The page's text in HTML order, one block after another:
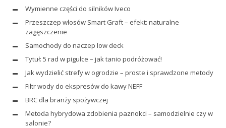
Wymienne części do silników Iveco
Przeszczep włosów Smart Graft – efekt: naturalne
zagęszczenie
Samochody do naczep low deck
Tytuł: 5 rad w pigułce – jak tanio podróżować!
Jak wydzielić strefy w ogrodzie – proste i sprawdzone metody
Filtr wody do ekspresów do kawy NEFF
BRC dla branży spożywczej
Metoda hybrydowa zdobienia paznokci – samodzielnie czy w
salonie?